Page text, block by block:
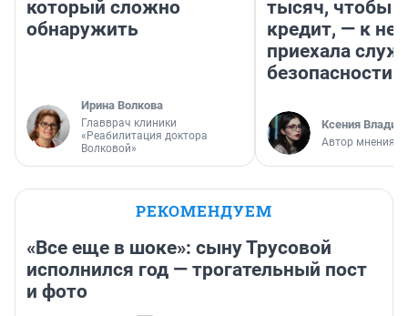
который сложно
обнаружить
Ирина Волкова
Главврач клиники
«Реабилитация доктора
Волковой»
тысяч, чтобы
кредит, — к
приехала
безопасности
Ксения
Автор мнения
РЕКОМЕНДУЕМ
«Все еще в шоке»: сыну Трусовой
исполнился год — трогательный пост
и фото